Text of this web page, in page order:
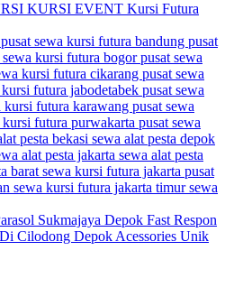
KURSI EVENT Kursi Futura
pusat sewa kursi futura bandung pusat
sewa kursi futura bogorpusat sewa
kursi futura cikarang pusat sewa
futura jabodetabek pusat sewa
kursi futura karawang pusat sewa
kursi futura purwakarta pusat sewa
pesta bekasi sewa alat pesta depok
alat pesta jakarta sewa alat pesta
barat sewa kursi futura jakarta pusat
sewa kursi futura jakarta timursewa
Sukmajaya Depok Fast Respon
Cilodong Depok Acessories Unik